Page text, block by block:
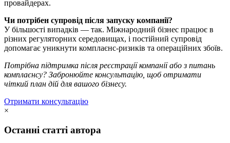
провайдерах.
Чи потрібен супровід після запуску компанії?
У більшості випадків — так. Міжнародний бізнес працює в
різних регуляторних середовищах, і постійний супровід
допомагає уникнути комплаєнс-ризиків та операційних збоїв.
Потрібна підтримка після реєстрації компанії або з питань
комплаєнсу? Забронюйте консультацію, щоб отримати
чіткий план дій для вашого бізнесу.
Отримати консультацію
×
Останні статті автора